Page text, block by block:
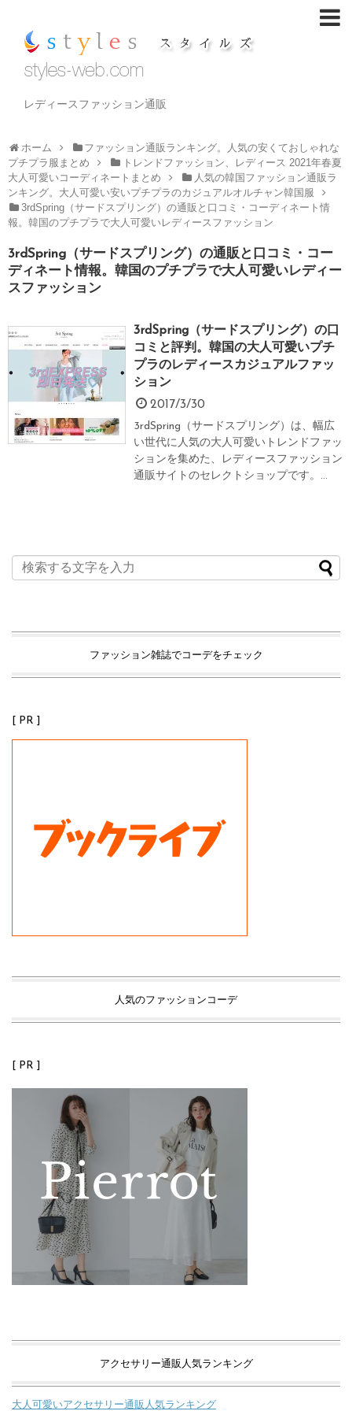
レディースファッション通販
ホーム
ファッション通販ランキング。人気の安くておしゃれな
プチプラ服まとめ
トレンドファッション、レディース 2021年春夏
大人可愛いコーディネートまとめ
人気の韓国ファッション通販ラ
ンキング。大人可愛い安いプチプラのカジュアルオルチャン韓国服
3rdSpring（サードスプリング）の通販と口コミ・コーディネート情
報。韓国のプチプラで大人可愛いレディースファッション
3rdSpring（サードスプリング）の通販と口コミ・コー
ディネート情報。韓国のプチプラで大人可愛いレディー
スファッション
3rdSpring（サードスプリング）の口
コミと評判。韓国の大人可愛いプチ
プラのレディースカジュアルファッ
ション
2017/3/30
3rdSpring（サードスプリング）は、幅広
い世代に人気の大人可愛いトレンドファッ
ションを集めた、レディースファッション
通販サイトのセレクトショップです。...
ファッション雑誌でコーデをチェック
[ PR ]
人気のファッションコーデ
[ PR ]
アクセサリー通販人気ランキング
大人可愛いアクセサリー通販人気ランキング